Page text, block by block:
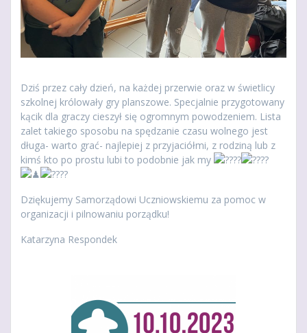
Dziś przez cały dzień, na każdej przerwie oraz w świetlicy
szkolnej królowały gry planszowe. Specjalnie przygotowany
kącik dla graczy cieszył się ogromnym powodzeniem. Lista
zalet takiego sposobu na spędzanie czasu wolnego jest
długa- warto grać- najlepiej z przyjaciółmi, z rodziną lub z
kimś kto po prostu lubi to podobnie jak my
Dziękujemy Samorządowi Uczniowskiemu za pomoc w
organizacji i pilnowaniu porządku!
Katarzyna Respondek